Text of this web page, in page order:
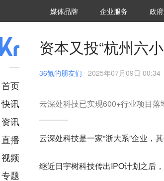
媒体品牌 36Kr研究院
企业服务 城
政
首页
快讯
资讯
推荐
财经
直播
视频
专题
资本又投“杭州六
36氪的朋友们 · 2025年07月09日 00:34
云深处科技已实现600+行业项目落
云深处科技是一家“浙大系”企业，
继近日宇树科技传出IPO计划之后